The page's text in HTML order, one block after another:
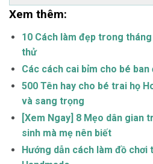
Xem thêm:
10 Cách làm đẹp trong
thử
Các cách cai bỉm cho bé
500 Tên hay cho bé trai họ
và sang trọng
[Xem Ngay] 8 Mẹo dân gian
sinh mà mẹ nên biết
Hướng dẫn cách làm đồ chơi